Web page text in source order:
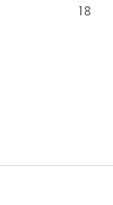
18